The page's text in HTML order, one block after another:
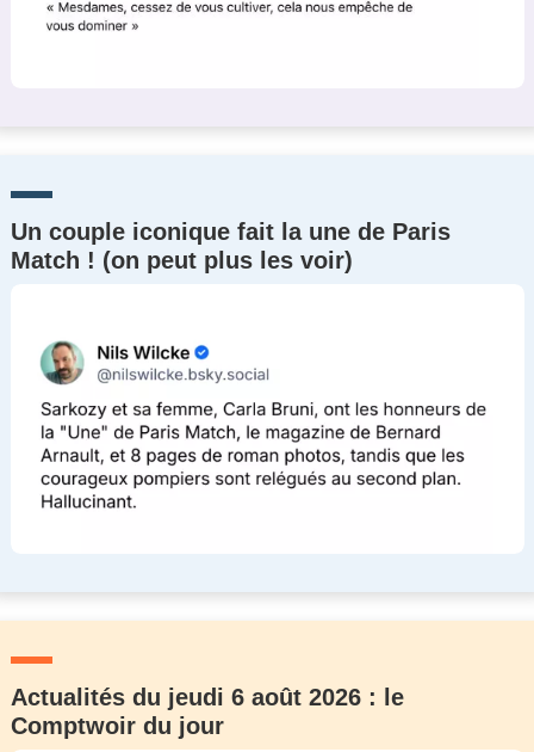
Un couple iconique fait la une de Paris
Match ! (on peut plus les voir)
Actualités du jeudi 6 août 2026 : le
Comptwoir du jour